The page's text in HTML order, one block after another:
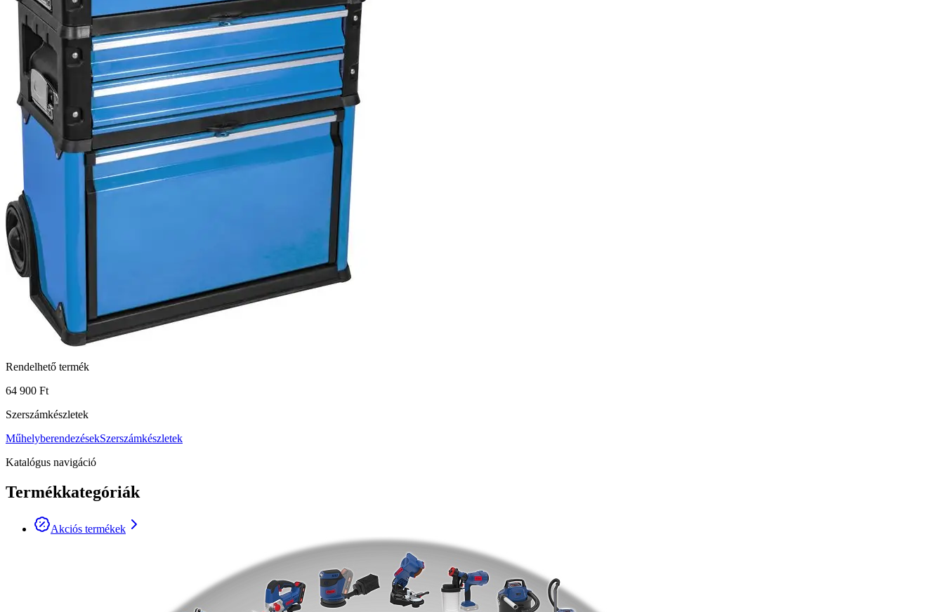
Rendelhető termék
64 900 Ft
Szerszámkészletek
MűhelyberendezésekSzerszámkészletek
Katalógus navigáció
Termékkategóriák
Akciós termékek